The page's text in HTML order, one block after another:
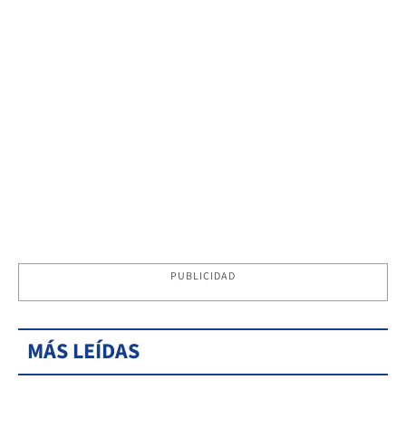
PUBLICIDAD
MÁS LEÍDAS